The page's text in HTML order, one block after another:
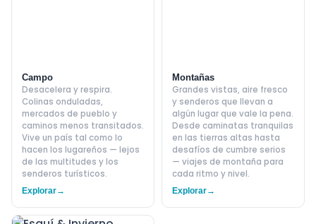
Campo
Desacelera y respira.
Colinas onduladas,
mercados de pueblo y
caminos menos transitados.
Vive un país tal como lo
hacen los lugareños — lejos
de las multitudes y los
senderos turísticos.
Explorar→
Montañas
Grandes vistas, aire fresco
y senderos que llevan a
algún lugar que vale la pena.
Desde caminatas tranquilas
en las tierras altas hasta
desafíos de cumbre serios
— viajes de montaña para
cada ritmo y nivel.
Explorar→